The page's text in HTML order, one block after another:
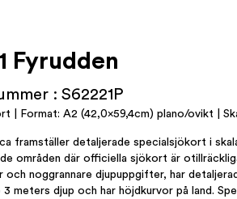
Fyrudden
: S62221P
| Format: A2 (42,0×59,4cm) plano/ovikt |
framställer detaljerade specialsjökort i
områden där officiella sjökort är
och noggrannare djupuppgifter, har
meters djup och har höjdkurvor på land.